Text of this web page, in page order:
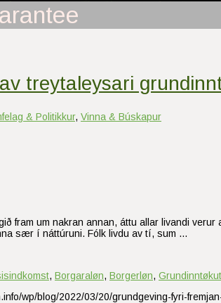
treytaleysari
& Politikkur, Vinna & Búskapur
fram um nakran annan, áttu allar livandi
sær í náttúruni. Fólk livdu av tí, sum …
, Borgaraløn, Borgerløn,
wp/blog/2022/03/20/grundgeving-fyri-